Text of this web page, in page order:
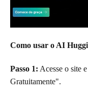
Como usar o AI
Passo 1: Acesse o site
Gratuitamente".